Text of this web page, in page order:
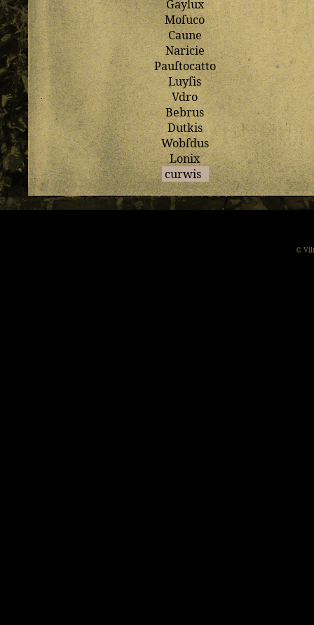
Gaylux
Moſuco
Caune
Naricie
Pauſtocatto
Luyſis
Vdro
Bebrus
Dutkis
Wobſdus
Lonix
curwis
©